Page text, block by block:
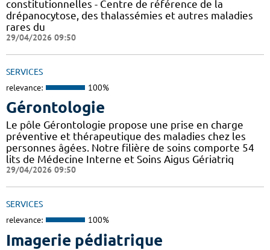
constitutionnelles - Centre de référence de la
drépanocytose, des thalassémies et autres maladies
rares du
29/04/2026 09:50
SERVICES
relevance: 100%
Gérontologie
Le pôle Gérontologie propose une prise en charge
préventive et thérapeutique des maladies chez les
personnes âgées. Notre filière de soins comporte 54
lits de Médecine Interne et Soins Aigus Gériatriq
29/04/2026 09:50
SERVICES
relevance: 100%
Imagerie pédiatrique